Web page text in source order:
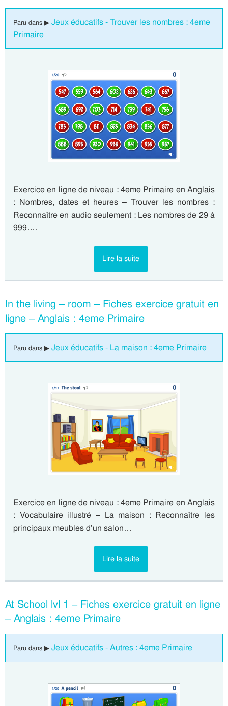
Paru dans ▶ Jeux éducatifs - Trouver les nombres : 4eme
Primaire
Exercice en ligne de niveau : 4eme Primaire en Anglais
: Nombres, dates et heures – Trouver les nombres :
Reconnaître en audio seulement : Les nombres de 29 à
999….
Lire la suite
In the living – room – Fiches exercice gratuit en
ligne – Anglais : 4eme Primaire
Paru dans ▶ Jeux éducatifs - La maison : 4eme Primaire
Exercice en ligne de niveau : 4eme Primaire en Anglais
: Vocabulaire illustré – La maison : Reconnaître les
principaux meubles d’un salon…
Lire la suite
At School lvl 1 – Fiches exercice gratuit en ligne
– Anglais : 4eme Primaire
Paru dans ▶ Jeux éducatifs - Autres : 4eme Primaire